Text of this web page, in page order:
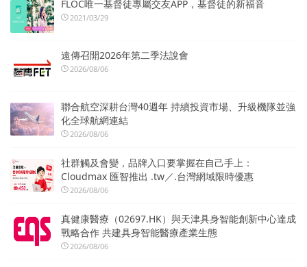
FLOC唯一基督徒專屬交友APP，基督徒的新福音
2021/03/29
遠傳召開2026年第二季法說會
2026/08/06
聯合航空深耕台灣40週年 持續投資市場、升級機隊並強
化全球航網連結
2026/08/06
社群觸及會變，品牌入口要掌握在自己手上：
Cloudmax 匯智推出 .tw／.台灣網域限時優惠
2026/08/06
真健康醫療（02697.HK）與天津具身智能創新中心達成
戰略合作 共建具身智能醫療產業生態
2026/08/06